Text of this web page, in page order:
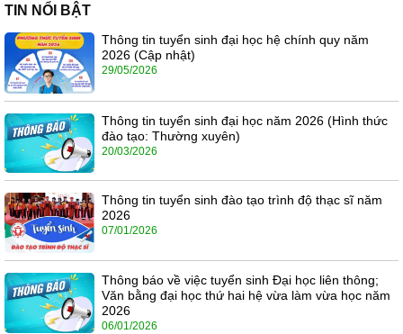
TIN NỔI BẬT
Thông tin tuyển sinh đại học hệ chính quy năm
2026 (Cập nhật)
29/05/2026
Thông tin tuyển sinh đại học năm 2026 (Hình thức
đào tạo: Thường xuyên)
20/03/2026
Thông tin tuyển sinh đào tạo trình độ thạc sĩ năm
2026
07/01/2026
Thông báo về việc tuyển sinh Đại học liên thông;
Văn bằng đại học thứ hai hệ vừa làm vừa học năm
2026
06/01/2026